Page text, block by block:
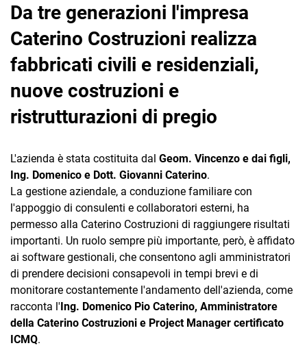
Email Marketing
Fatturazione
Financial Solutions
HR
TeamSystem Corporate
TeamSystem Store
Da tre generazioni l'impresa
Caterino Costruzioni realizza
fabbricati civili e residenziali,
nuove costruzioni e
ristrutturazioni di pregio
L'azienda è stata costituita dal Geom. Vincenzo e dai figli,
Ing. Domenico e Dott. Giovanni Caterino.
La gestione aziendale, a conduzione familiare con
l'appoggio di consulenti e collaboratori esterni, ha
permesso alla Caterino Costruzioni di raggiungere risultati
importanti. Un ruolo sempre più importante, però, è affidato
ai software gestionali, che consentono agli amministratori
di prendere decisioni consapevoli in tempi brevi e di
monitorare costantemente l'andamento dell'azienda, come
racconta l'Ing. Domenico Pio Caterino, Amministratore
della Caterino Costruzioni e Project Manager certificato
ICMQ.